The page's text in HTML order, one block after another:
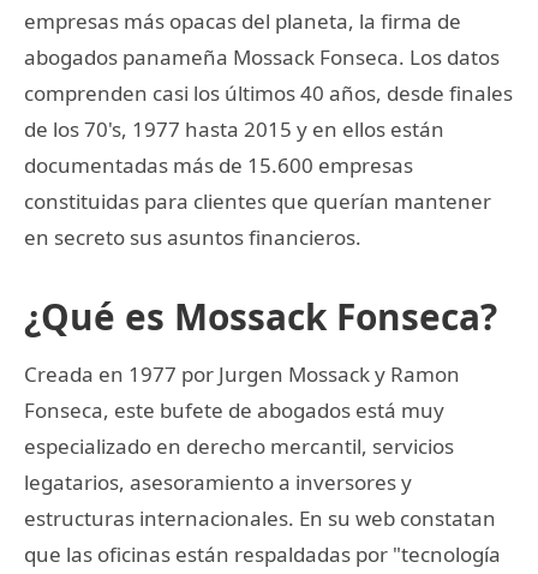
empresas más opacas del planeta, la firma de
abogados panameña Mossack Fonseca. Los datos
comprenden casi los últimos 40 años, desde finales
de los 70's, 1977 hasta 2015 y en ellos están
documentadas más de 15.600 empresas
constituidas para clientes que querían mantener
en secreto sus asuntos financieros.
¿Qué es Mossack Fonseca?
Creada en 1977 por Jurgen Mossack y Ramon
Fonseca, este bufete de abogados está muy
especializado en derecho mercantil, servicios
legatarios, asesoramiento a inversores y
estructuras internacionales. En su web constatan
que las oficinas están respaldadas por "tecnología